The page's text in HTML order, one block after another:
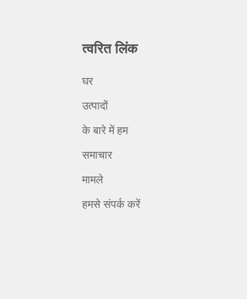
त्वरित लिंक
घर
उत्पादों
के बारे में हम
समाचार
मामले
हमसे संपर्क करें